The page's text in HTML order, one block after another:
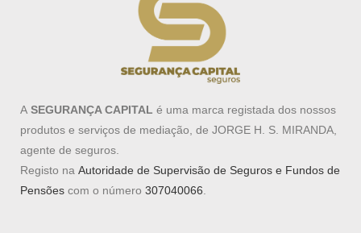
A SEGURANÇA CAPITAL é uma marca registada dos nossos
produtos e serviços de mediação, de JORGE H. S. MIRANDA,
agente de seguros.
Registo na Autoridade de Supervisão de Seguros e Fundos de
Pensões com o número 307040066